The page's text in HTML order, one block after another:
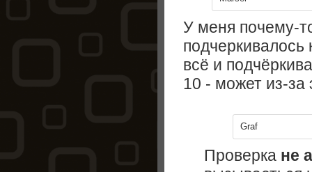
У меня почему-
подчеркивалось
всё и
10 - может из-за
Graf
Проверка не